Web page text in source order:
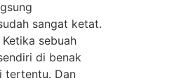
sangat ketat.
sebuah
di benak
tertentu. Dan